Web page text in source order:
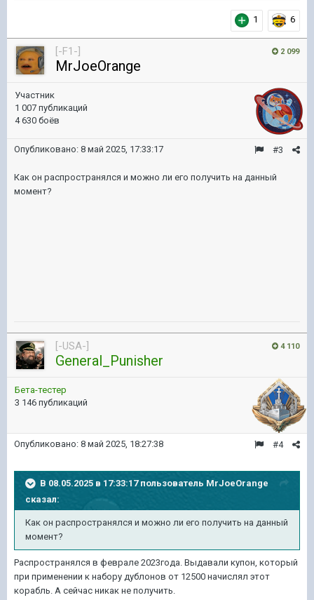
1 6
2 099
[-F1-]
MrJoeOrange
Участник
1 007 публикаций
4 630 боёв
#3
Опубликовано: 8 май 2025, 17:33:17
Как он распространялся и можно ли его получить на данный
момент?
4 110
[-USA-]
General_Punisher
Бета-тестер
3 146 публикаций
#4
Опубликовано: 8 май 2025, 18:27:38
В 08.05.2025 в 17:33:17 пользователь MrJoeOrange
сказал:
Как он распространялся и можно ли его получить на данный
момент?
Распространялся в феврале 2023года. Выдавали купон, который
при применении к набору дублонов от 12500 начислял этот
корабль. А сейчас никак не получить.